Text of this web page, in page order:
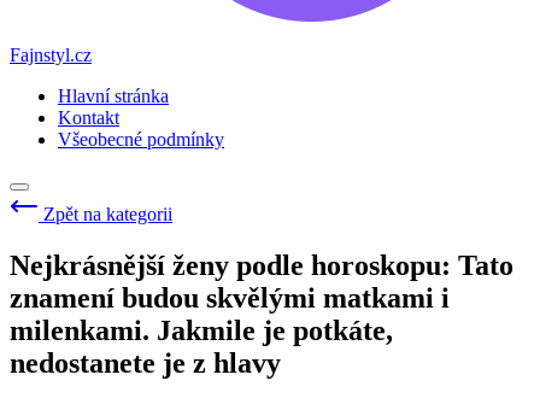
Fajnstyl.cz
Hlavní stránka
Kontakt
Všeobecné podmínky
Zpět na kategorii
Nejkrásnější ženy podle horoskopu: Tato
znamení budou skvělými matkami i
milenkami. Jakmile je potkáte,
nedostanete je z hlavy